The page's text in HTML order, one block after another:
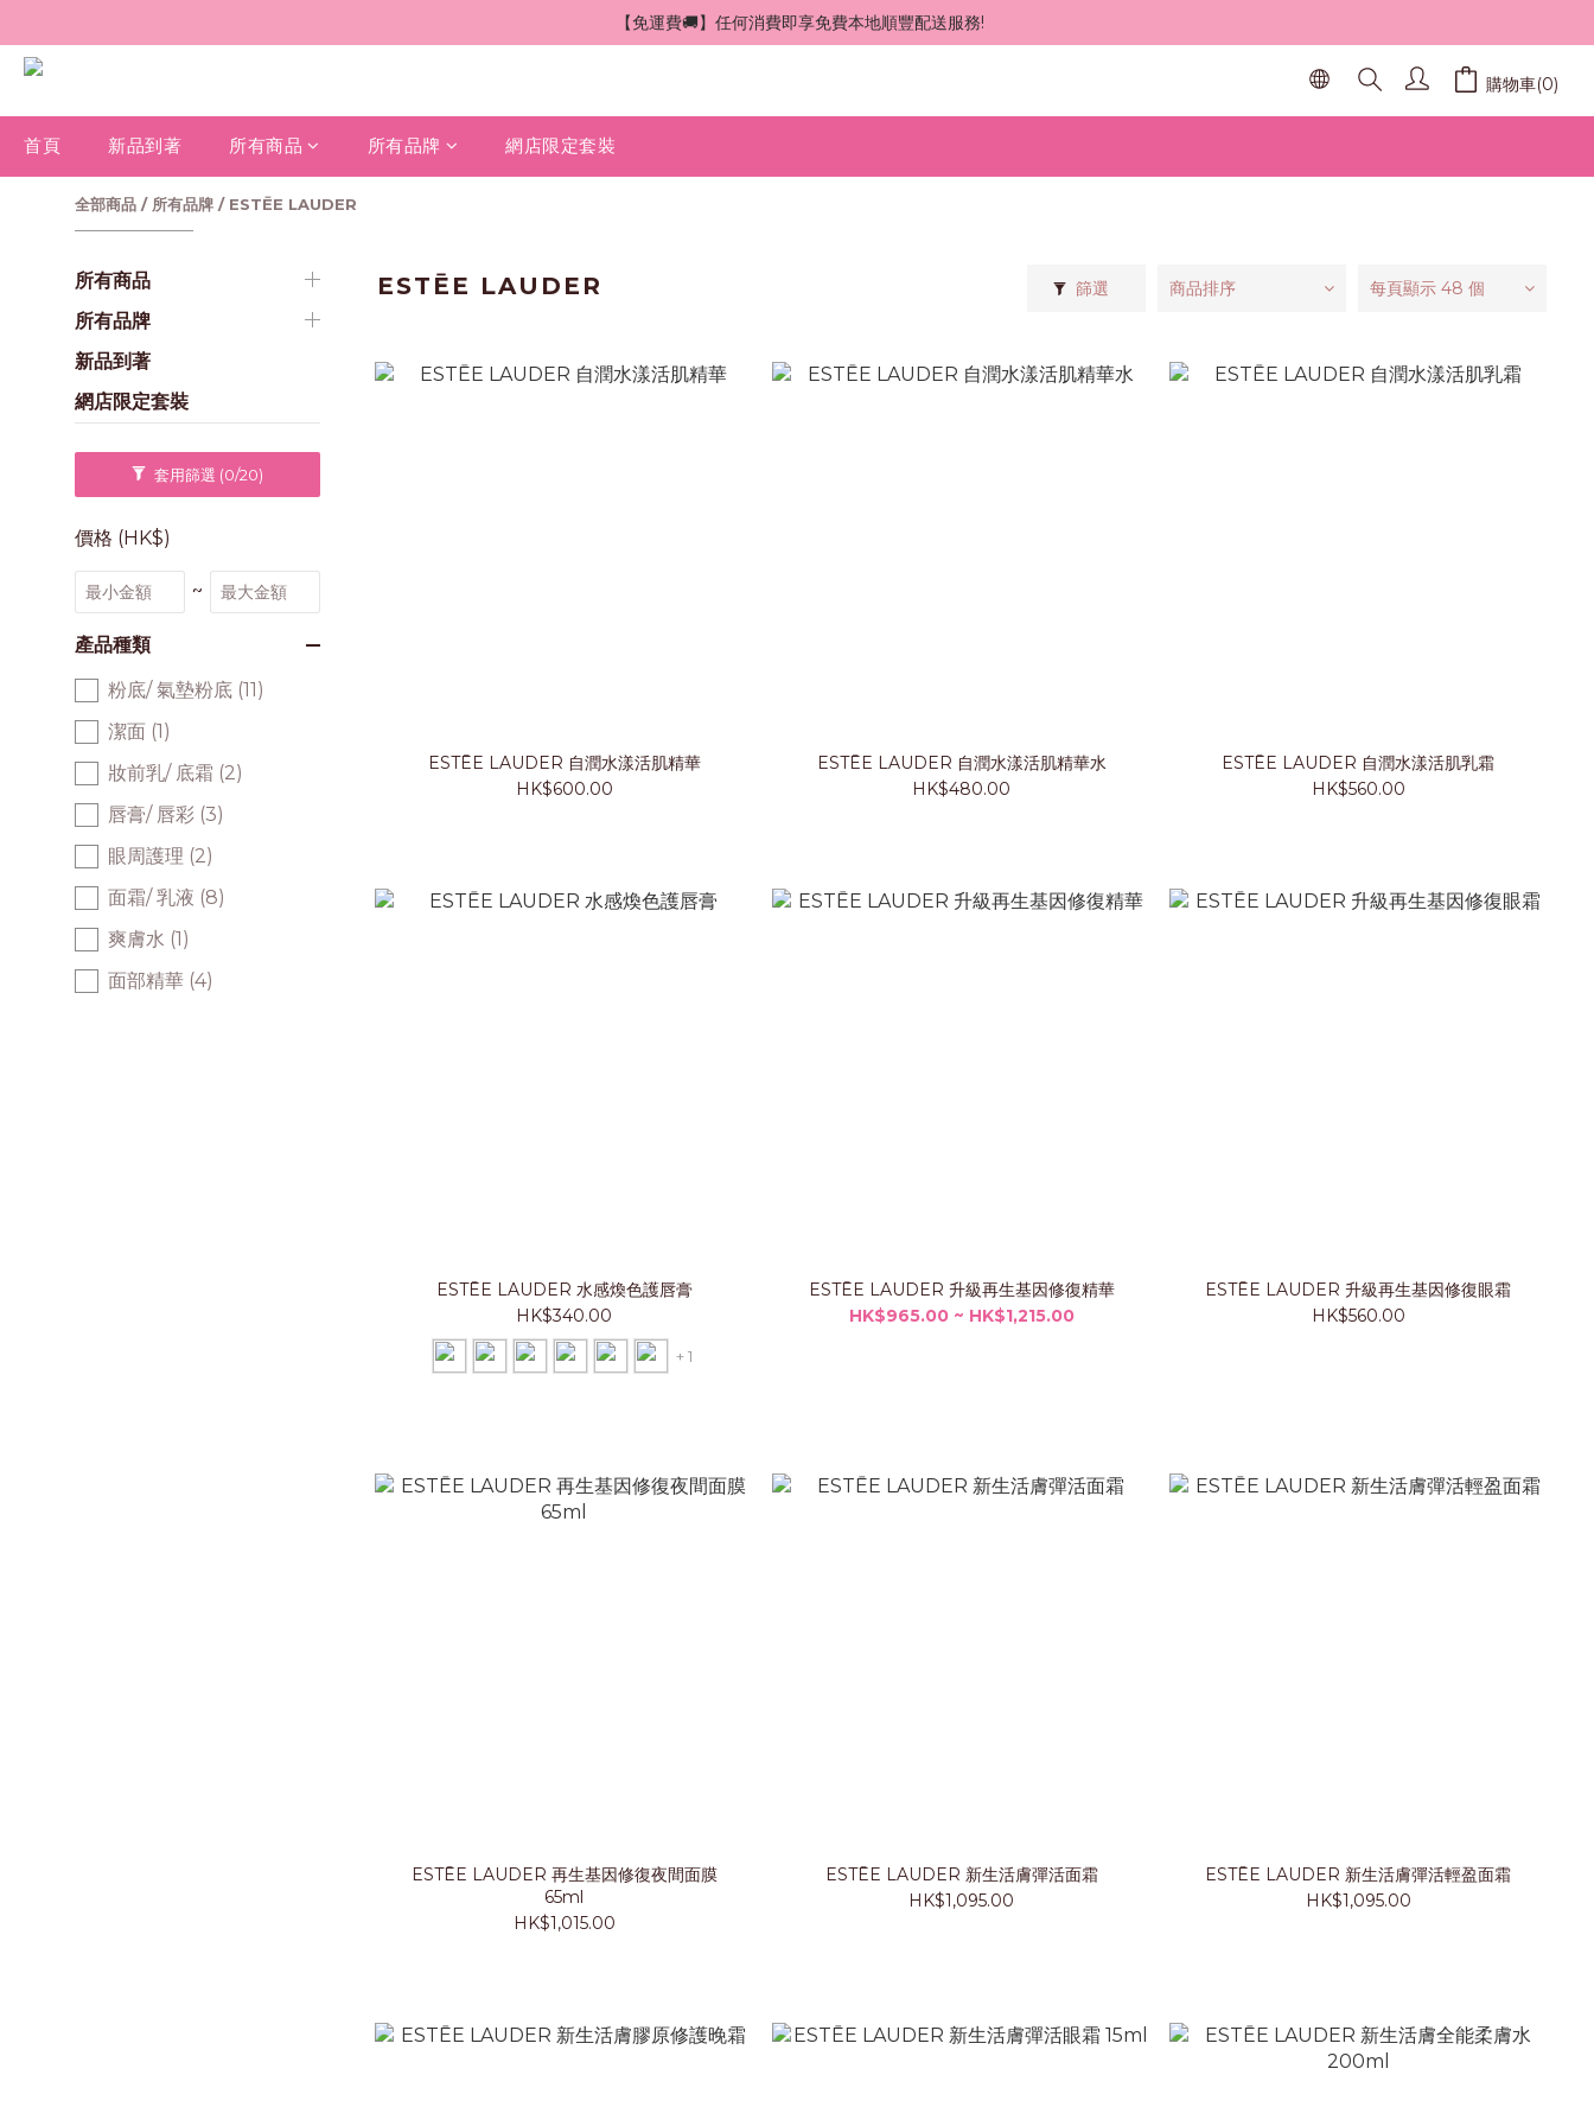
【免運費🚚】任何消費即享免費本地順豐配送服務!
購物車(0)
首頁 新品到著 所有商品 所有品牌 網店限定套裝
全部商品 / 所有品牌 / ESTĒE LAUDER
所有商品
所有品牌
新品到著
網店限定套裝
套用篩選 (0/20)
價格 (HK$)
~
產品種類
粉底/ 氣墊粉底 (11)
潔面 (1)
妝前乳/ 底霜 (2)
唇膏/ 唇彩 (3)
眼周護理 (2)
面霜/ 乳液 (8)
爽膚水 (1)
面部精華 (4)
ESTĒE LAUDER 篩選 商品排序 每頁顯示 48 個
ESTĒE LAUDER 自潤水漾活肌精華
HK$600.00
ESTĒE LAUDER 自潤水漾活肌精華水
HK$480.00
ESTĒE LAUDER 自潤水漾活肌乳霜
HK$560.00
ESTĒE LAUDER 水感煥色護唇膏
HK$340.00
+ 1
ESTĒE LAUDER 升級再生基因修復精華
HK$965.00 ~ HK$1,215.00
ESTĒE LAUDER 升級再生基因修復眼霜
HK$560.00
ESTĒE LAUDER 再生基因修復夜間面膜
65ml
HK$1,015.00
ESTĒE LAUDER 新生活膚彈活面霜
HK$1,095.00
ESTĒE LAUDER 新生活膚彈活輕盈面霜
HK$1,095.00